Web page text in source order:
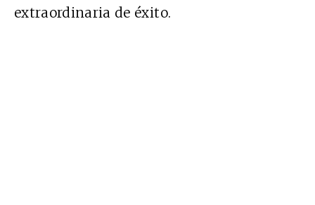
extraordinaria de éxito.